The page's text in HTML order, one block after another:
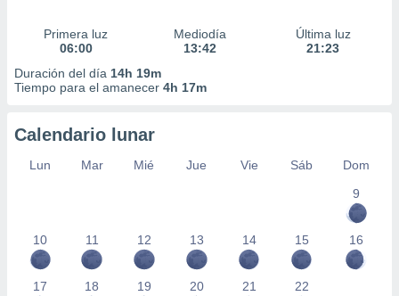
Primera luz
06:00
Mediodía
13:42
Última luz
21:23
Duración del día 14h 19m
Tiempo para el amanecer 4h 17m
Calendario lunar
Lun Mar Mié Jue Vie Sáb
Dom
9
10 11 12 13 14 15 16
17 18 19 20 21 22